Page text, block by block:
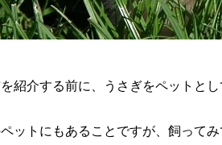
紹介する前に、うさぎをペットと
ットにもあることですが、飼って